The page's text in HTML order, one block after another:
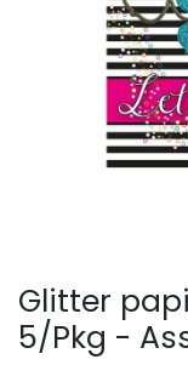
Glitter
5/Pkg -